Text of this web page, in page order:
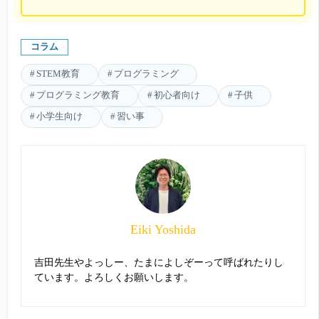
コラム
STEM教育 プログラミング
プログラミング教育 初心者向け 子供
小学生向け 習い事
Eiki Yoshida
吉田先生やよっしー、たまによしぞーって呼ばれたりし
ています。よろしくお願いします。